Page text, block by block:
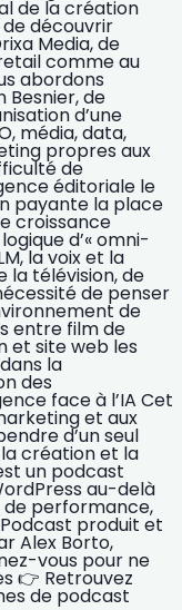
de la création
de découvrir
Media, de
comme au
abordons
Besnier, de
d’une
média, data,
propres aux
de
éditoriale le
payante la place
croissance
d’« omni-
la voix et la
la télévision, de
de penser
de
entre film de
et site web les
la
des
face à l’IA Cet
et aux
d’un seul
la création et la
un podcast
au-delà
de performance,
produit et
Alex Borto,
vous pour ne
👉 Retrouvez
de podcast